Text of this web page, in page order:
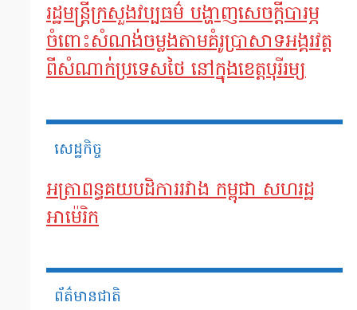
រដ្ឋមន្រ្តីក្រសួងវប្បធម៌ បង្ហាញសេចក្ដីបារម្ភ
ចំពោះសំណង់ចម្លងតាមគំរូប្រាសាទអង្គរវត្ត
ពីសំណាក់ប្រទេសថៃ នៅក្នុងខេត្តបុរីរម្យ
សេដ្ឋកិច្ច
អត្រាពន្ធគយបដិការរវាង កម្ពុជា សហរដ្ឋ
អាម៉េរិក
ព័ត៌មានជាតិ